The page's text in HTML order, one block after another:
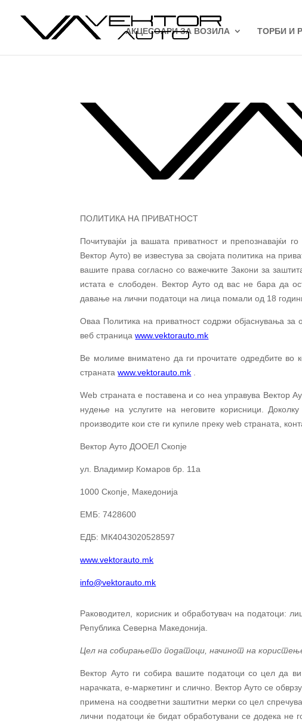
АКЦЕСОАРИ ЗА ВОЗИЛА ТОРБИ И
ПОЛИТИКА НА ПРИВАТНОСТ
Почитувајќи ја вашата приватност и
Вектор Ауто) ве известува за својата политика на
вашите права согласно со важечките Закони за
истата е слободен. Вектор Ауто од вас не бара да
давање на лични податоци на лица помали од 18
Оваа Политика на приватност содржи објаснувања за
веб страницаwww.vektorauto.mk
Ве молиме вниматено да ги прочитате одредбите во
странатаwww.vektorauto.mk .
Web страната е поставенаи со неауправува Вектор
нудење на услугите на неговите корисници.
производите кои сте ги купиле преку web страната,
Вектор Ауто ДООЕЛ Скопје
ул. Владимир Комаров бр. 11а
1000 Скопје, Македонија
ЕМБ: 7428600
ЕДБ: МК4043020528597
www.vektorauto.mk
info@vektorauto.mk
Раководител, корисник и обработувач на податоци:
Република Северна Македонија.
Цел на собирањето податоци, начинот на
Вектор Ауто ги собира вашите податоци со цел да
нарачката, е-маркетинг и слично. Вектор Ауто се
примена на соодвeтни заштитни мерки со цел
лични податоци ќе бидат обработувани се додека не